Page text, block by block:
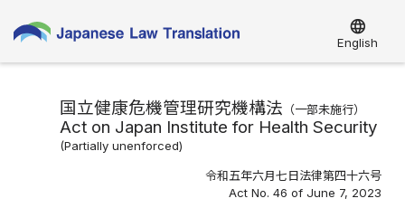
language
English
国立健康危機管理研究機構法 （一部未施行）
Act on Japan Institute for Health Security
(Partially unenforced)
令和五年六月七日法律第四十六号
Act No. 46 of June 7, 2023